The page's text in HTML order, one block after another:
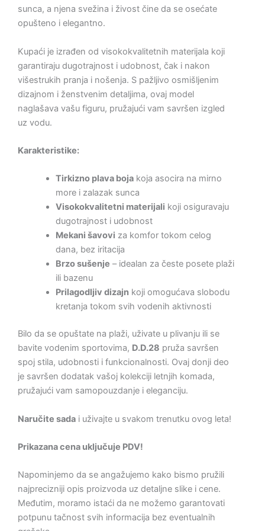
sunca, a njena svežina i živost čine da se osećate
opušteno i elegantno.
Kupaći je izrađen od visokokvalitetnih materijala koji
garantiraju dugotrajnost i udobnost, čak i nakon
višestrukih pranja i nošenja. S pažljivo osmišljenim
dizajnom i ženstvenim detaljima, ovaj model
naglašava vašu figuru, pružajući vam savršen izgled
uz vodu.
Karakteristike:
Tirkizno plava bojakoja asocira na mirno
more i zalazak sunca
Visokokvalitetni materijali koji osiguravaju
dugotrajnost i udobnost
Mekani šavovi za komfor tokom celog
dana, bez iritacija
Brzo sušenje – idealan za česte posete plaži
ili bazenu
Prilagodljiv dizajnkoji omogućava slobodu
kretanja tokom svih vodenih aktivnosti
Bilo da se opuštate na plaži, uživate u plivanju ili se
bavite vodenim sportovima, D.D.28 pruža savršen
spoj stila, udobnosti i funkcionalnosti. Ovaj donji deo
je savršen dodatak vašoj kolekciji letnjih komada,
pružajući vam samopouzdanje i eleganciju.
Naručite sada i uživajte u svakom trenutku ovog leta!
Prikazana cena uključuje PDV!
Napominjemo da se angažujemo kako bismo pružili
najprecizniji opis proizvoda uz detaljne slike i cene.
Međutim, moramo istaći da ne možemo garantovati
potpunu tačnost svih informacija bez eventualnih